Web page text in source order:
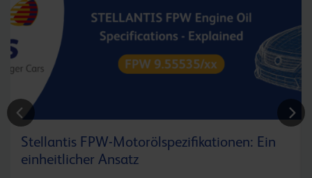
Stellantis FPW-Motorölspezifikationen: Ein
einheitlicher Ansatz